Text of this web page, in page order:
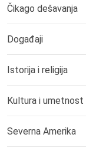
Čikago dešavanja
Događaji
Istorija i religija
Kultura i umetnost
Severna Amerika